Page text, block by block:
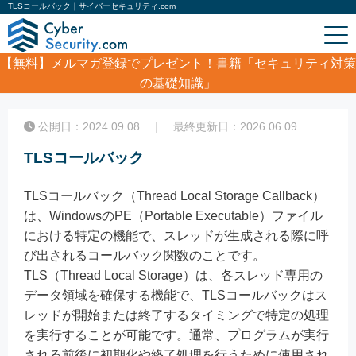
TLSコールバック｜サイバーセキュリティ.com
【無料】
メルマガ登録でプレゼント！書籍「セキュリティ対策
の基礎知識」
TLSコールバック
公開日：2024.09.08 ｜ 最終更新日：2026.06.09
TLSコールバック
TLSコールバック（Thread Local Storage Callback）
は、WindowsのPE（Portable Executable）ファイル
における特定の機能で、スレッドが生成される際に呼
び出されるコールバック関数のことです。
TLS（Thread Local Storage）は、各スレッド専用の
データ領域を確保する機能で、TLSコールバックはス
レッドが開始または終了するタイミングで特定の処理
を実行することが可能です。通常、プログラムが実行